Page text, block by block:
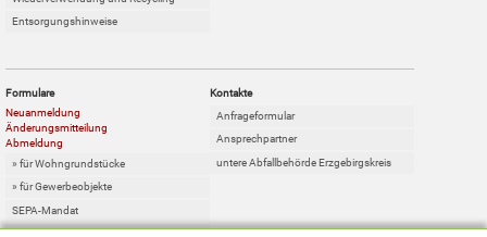
Entsorgungshinweise
Formulare
Neuanmeldung
Änderungsmitteilung
Abmeldung
» für Wohngrundstücke
» für Gewerbeobjekte
SEPA-Mandat
Online-Sperrabfallkarte
Kontakte
Anfrageformular
Ansprechpartner
untere Abfallbehörde Erzgebirgskreis